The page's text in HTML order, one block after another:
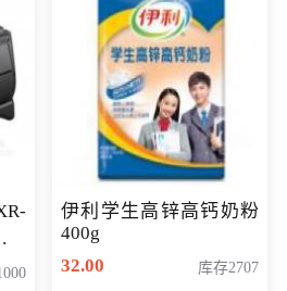
机
伊利学生高锌高钙奶粉
400g
32.00
库存2707